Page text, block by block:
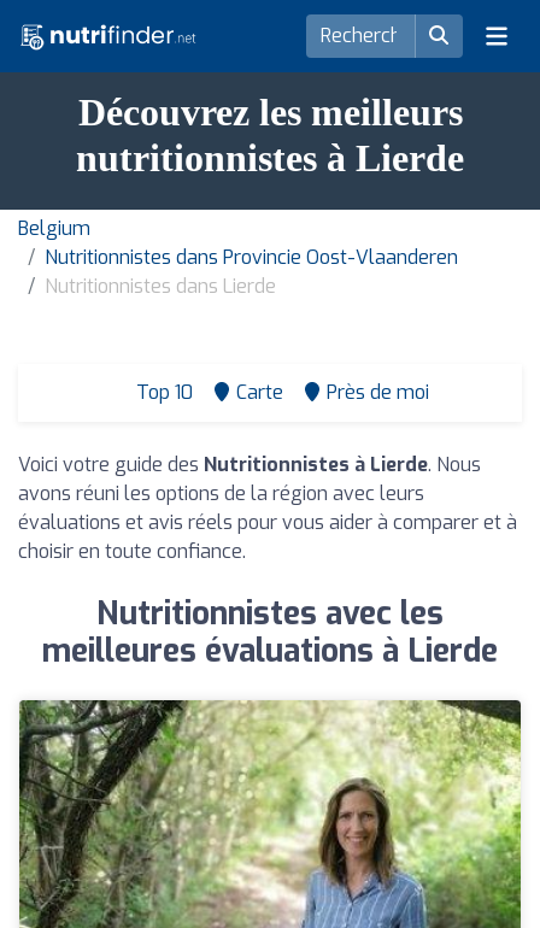
Découvrez les meilleurs
nutritionnistes à Lierde
Belgium
Nutritionnistes dans Provincie Oost-Vlaanderen
Nutritionnistes dans Lierde
Top 10 Carte Près de moi
Voici votre guide des Nutritionnistes à Lierde. Nous
avons réuni les options de la région avec leurs
évaluations et avis réels pour vous aider à comparer et à
choisir en toute confiance.
Nutritionnistes avec les
meilleures évaluations à Lierde